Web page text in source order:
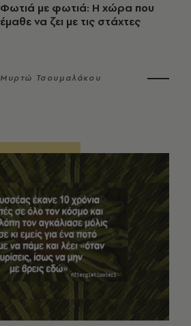
Φωτιά με φωτιά: Η χώρα που
έμαθε να ζει με τις στάχτες
Μυρτώ Τσουμαλάκου